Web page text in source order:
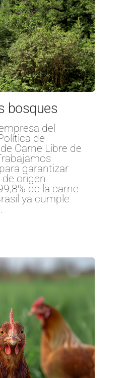
bosques
del
de
Carne Libre de
garantizar
origen
de la carne
ya cumple